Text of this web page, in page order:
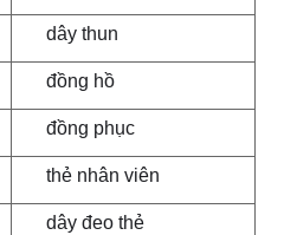
dây thun
đồng hồ
đồng phục
thẻ nhân viên
dây đeo thẻ